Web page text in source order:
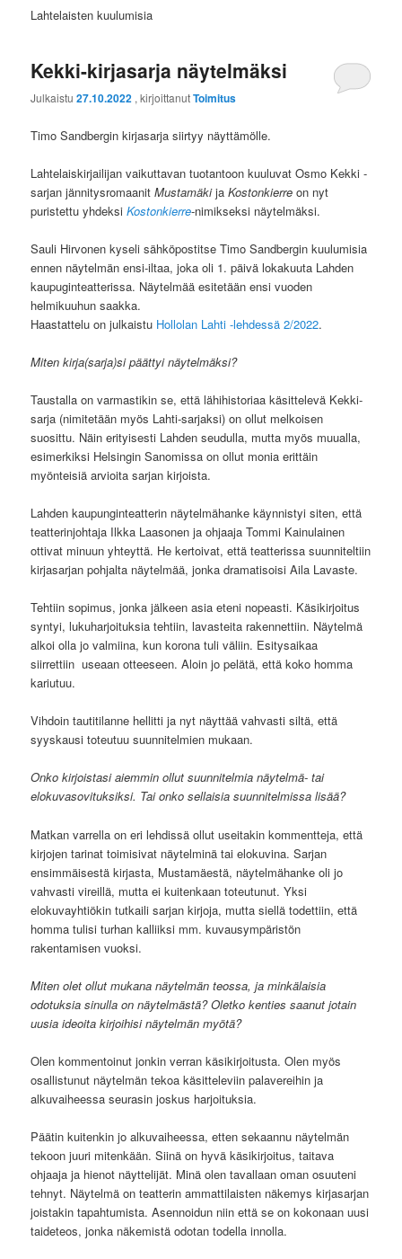
Lahtelaisten kuulumisia
Kekki-kirjasarja näytelmäksi
Julkaistu27.10.2022 , kirjoittanutToimitus
Timo Sandbergin kirjasarja siirtyy näyttämölle.
Lahtelaiskirjailijan vaikuttavan tuotantoon kuuluvat Osmo Kekki -
sarjan jännitysromaanitMustamäkija Kostonkierre on nyt
puristettu yhdeksiKostonkierre-nimikseksi näytelmäksi.
Sauli Hirvonen kyseli sähköpostitse Timo Sandbergin kuulumisia
ennen näytelmän ensi-iltaa, joka oli 1. päivä lokakuuta Lahden
kaupuginteatterissa. Näytelmää esitetään ensi vuoden
helmikuuhun saakka.
Haastattelu on julkaistu Hollolan Lahti -lehdessä 2/2022.
Miten kirja(sarja)si päättyi näytelmäksi?
Taustalla on varmastikin se, että lähihistoriaa käsittelevä Kekki-
sarja (nimitetään myös Lahti-sarjaksi) on ollut melkoisen
suosittu. Näin erityisesti Lahden seudulla, mutta myös muualla,
esimerkiksi Helsingin Sanomissa on ollut monia erittäin
myönteisiä arvioita sarjan kirjoista.
Lahden kaupunginteatterin näytelmähanke käynnistyi siten, että
teatterinjohtaja Ilkka Laasonen ja ohjaaja Tommi Kainulainen
ottivat minuun yhteyttä. He kertoivat, että teatterissa suunniteltiin
kirjasarjan pohjalta näytelmää, jonka dramatisoisi Aila Lavaste.
Tehtiin sopimus, jonka jälkeen asia eteni nopeasti. Käsikirjoitus
syntyi, lukuharjoituksia tehtiin, lavasteita rakennettiin. Näytelmä
alkoi olla jo valmiina, kun korona tuli väliin. Esitysaikaa
siirrettiin useaan otteeseen. Aloin jo pelätä, että koko homma
kariutuu.
Vihdoin tautitilanne hellitti ja nyt näyttää vahvasti siltä, että
syyskausi toteutuu suunnitelmien mukaan.
Onko kirjoistasi aiemmin ollut suunnitelmia näytelmä- tai
elokuvasovituksiksi. Tai onko sellaisia suunnitelmissa lisää?
Matkan varrella on eri lehdissä ollut useitakin kommentteja, että
kirjojen tarinat toimisivat näytelminä tai elokuvina. Sarjan
ensimmäisestä kirjasta, Mustamäestä, näytelmähanke oli jo
vahvasti vireillä, mutta ei kuitenkaan toteutunut. Yksi
elokuvayhtiökin tutkaili sarjan kirjoja, mutta siellä todettiin, että
homma tulisi turhan kalliiksi mm. kuvausympäristön
rakentamisen vuoksi.
Miten olet ollut mukana näytelmän teossa, ja minkälaisia
odotuksia sinulla on näytelmästä? Oletko kenties saanut jotain
uusia ideoita kirjoihisi näytelmän myötä?
Olen kommentoinut jonkin verran käsikirjoitusta. Olen myös
osallistunut näytelmän tekoa käsitteleviin palavereihin ja
alkuvaiheessa seurasin joskus harjoituksia.
Päätin kuitenkin jo alkuvaiheessa, etten sekaannu näytelmän
tekoon juuri mitenkään. Siinä on hyvä käsikirjoitus, taitava
ohjaaja ja hienot näyttelijät. Minä olen tavallaan oman osuuteni
tehnyt. Näytelmä on teatterin ammattilaisten näkemys kirjasarjan
joistakin tapahtumista. Asennoidun niin että se on kokonaan uusi
taideteos, jonka näkemistä odotan todella innolla.